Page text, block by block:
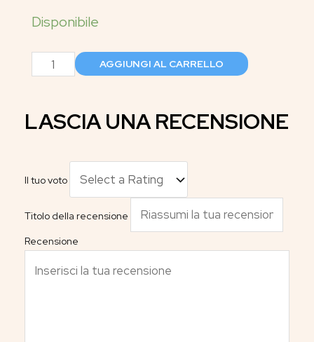
AGGIUNGI AL CARRELLO
LASCIA UNA RECENSIONE
Il tuo voto
Titolo della recensione
Recensione